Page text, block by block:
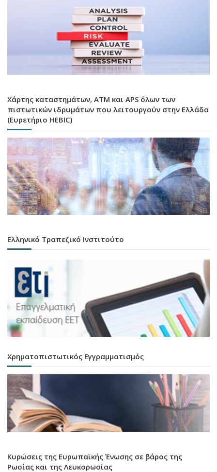
Χάρτης καταστημάτων, ATM και APS όλων των
πιστωτικών ιδρυμάτων που λειτουργούν στην Ελλάδα
(Ευρετήριο HEBIC)
Ελληνικό Τραπεζικό Ινστιτούτο
Χρηματοπιστωτικός Εγγραμματισμός
Κυρώσεις της Ευρωπαϊκής Ένωσης σε βάρος της
Ρωσίας και της Λευκορωσίας